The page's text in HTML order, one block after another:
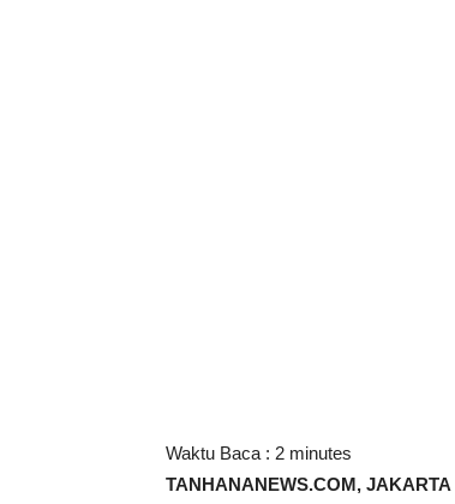
Waktu Baca : 2 minutes
TANHANANEWS.COM, JAKARTA